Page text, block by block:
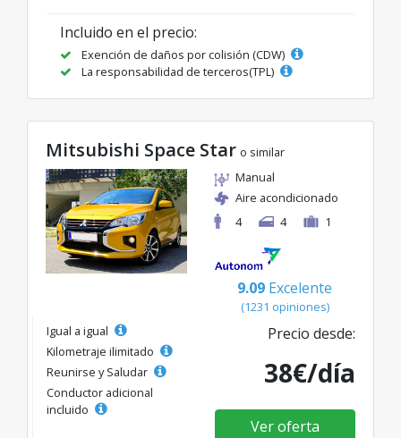
Incluido en el precio:
Exención de daños por colisión (CDW)
La responsabilidad de terceros(TPL)
Mitsubishi Space Star o similar
Manual
Aire acondicionado
4
4 1
9.09 Excelente
(1231 opiniones)
Igual a igual
Kilometraje ilimitado
Reunirse y Saludar
Conductor adicional
incluido
Precio desde:
38€/día
Ver oferta